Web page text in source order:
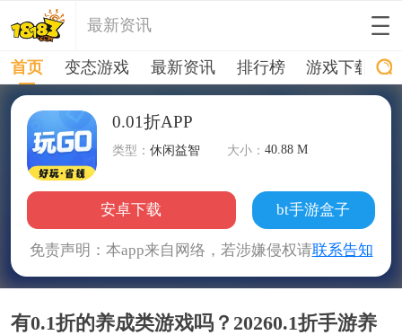
最新资讯
首页 变态游戏 最新资讯 排行榜 游戏下载
0.01折APP
类型：休闲益智 大小：40.88 M
安卓下载 bt手游盒子
免责声明：本app来自网络，若涉嫌侵权请联系告知
有0.1折的养成类游戏吗？20260.1折手游养